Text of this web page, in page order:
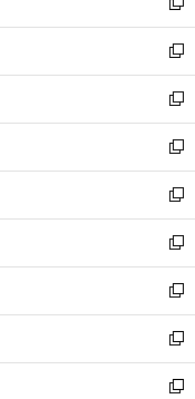
ド
ウ
で
開
く
ィ
ン
ド
ウ
で
開
く
い
ウ
ィ
ン
ド
ウ
で
開
く
新
し
い
ウ
ィ
ン
ド
ウ
で
開
く
新
し
い
ウ
ィ
ン
ド
ウ
で
開
く
新
し
い
ウ
ィ
ン
ド
ウ
で
開
く
新
し
い
ウ
ィ
ン
ド
ウ
で
開
く
新
し
い
ウ
ィ
ン
ド
ウ
で
新
し
い
ウ
ィ
ン
ド
新
し
い
ウ
ィ
新
し
い
新